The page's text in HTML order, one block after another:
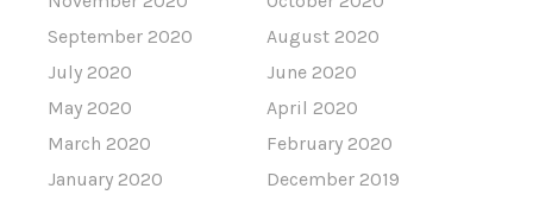
September 2020
August 2020
July 2020
June 2020
May 2020
April 2020
March 2020
February 2020
January 2020
December 2019